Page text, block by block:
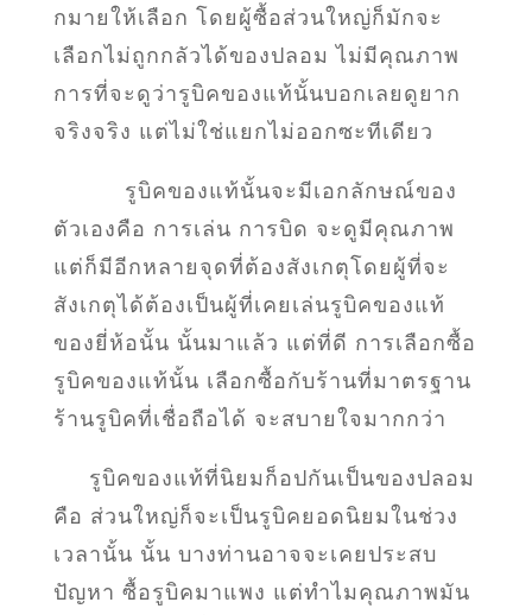
กมายให้เลือก โดยผู้ซื้อส่วนใหญ่ก็มักจะ
เลือกไม่ถูกกลัวได้ของปลอม ไม่มีคุณภาพ
การที่จะดูว่ารูบิคของแท้นั้นบอกเลยดูยาก
จริงจริง แต่ไม่ใช่แยกไม่ออกซะทีเดียว
รูบิคของแท้นั้นจะมีเอกลักษณ์ของ
ตัวเองคือ การเล่น การบิด จะดูมีคุณภาพ
แต่ก็มีอีกหลายจุดที่ต้องสังเกตุโดยผู้ที่จะ
สังเกตุได้ต้องเป็นผู้ที่เคยเล่นรูบิคของแท้
ของยี่ห้อนั้น นั้นมาแล้ว แต่ที่ดี การเลือกซื้อ
รูบิคของแท้นั้น เลือกซื้อกับร้านที่มาตรฐาน
ร้านรูบิคที่เชื่อถือได้ จะสบายใจมากกว่า
รูบิคของแท้ที่นิยมก็อปกันเป็นของปลอม
คือ ส่วนใหญ่ก็จะเป็นรูบิคยอดนิยมในช่วง
เวลานั้น นั้น บางท่านอาจจะเคยประสบ
ปัญหา ซื้อรูบิคมาแพง แต่ทำไมคุณภาพมัน